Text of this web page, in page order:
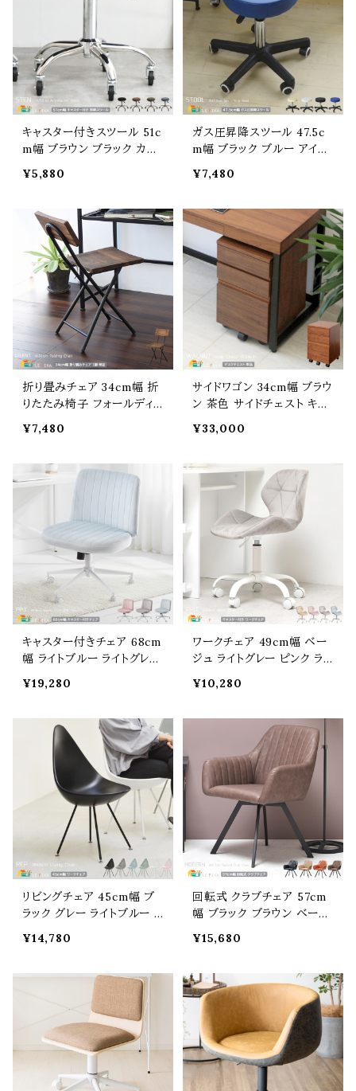
cm 奥行75cm 最大高さ85
cm 最大座面高49.5cm
3.5cm 奥行62.5cm 最大高
さ83.5cm 最大座面高53.5
キャスター付きスツール 51c
m幅 ブラウン ブラック カー
ス圧昇降 背もたれ無し 肘
め おしゃれ スタイリッシュ
オフィススツール サブチェア
腰掛け 合成皮革 合皮チェ
ア 幅51cm 奥行51cm 最大
高さ58cm 最大座面高58c
m
¥5,880
ガス圧昇降スツール 47.5c
m幅 ブラック ブルー アイボ
スツール 丸形 丸型 円形 円
め おしゃれ モダン スタイリ
ッシュ 合皮スツール 合成皮
革 キャスター付きチェア 36
0度回転 幅47.5cm 奥行47.
5cm 最大高さ55cm 椅子
¥7,480
折り畳みチェア 34cm幅 折
りたたみ椅子 フォールディ
34cm 奥行49cm 高さ75c
おしゃれ 北欧 モダン スタイ
リッシュ 省スペース収納 サ
ブチェア 折りたたみチェア
ー コンパクト収納 天然木使
用 スチール脚 ワークチェア
¥7,480
サイドワゴン 34cm幅 ブラウ
ン 茶色 サイドチェスト キャ
ワゴン デスクサイド おすす
タイリッシュ 木製ワゴン ウッ
ドチェスト 幅34cm 奥行40
cm 高さ62.5cm キャスター
付きラック 3段ワゴン 3段チ
ェスト デスク横ワゴン
¥33,000
キャスター付きチェア 68cm
幅 ライトブルー ライトグレー
チェア デスク用チェア 幅広
おしゃれ モダン スタイリッシ
ュ ロッキング機能付き 幅68
cm 奥行70cm 高さ82cm
最大高さ91.5cm 座面高46
cm 最大座面高55.5cm 椅
¥19,280
ワークチェア 49cm幅 ベー
ジュ ライトグレー ピンク ライ
ャスター付きチェア 昇降チ
さ71cm 最大高さ81cm 座
面高41cm 最大座面高51c
m おすすめ おしゃれ 北欧
モダン 肘置き無し アームレ
スチェア 回転式 椅子 チェ
¥10,280
リビングチェア 45cm幅 ブ
ラック グレー ライトブルー ラ
アームレスチェア しずく型チ
さ85.5cm 座面高45.5cm
おすすめ おしゃれ スタイリ
ッシュ ドロップ型チェア 椅
子 チェアー 書斎チェア ワー
クチェア 肘置き無し
¥14,780
回転式 クラブチェア 57cm
幅 ブラック ブラウン ベージ
合成皮革 合皮 PUレザー フ
幅57cm 奥行60cm 高さ76
cm 座面高42cm おすすめ
おしゃれ 北欧 モダン スタイ
リッシュ ワークチェア ダイニ
ングチェア 肘置き付き
¥15,680